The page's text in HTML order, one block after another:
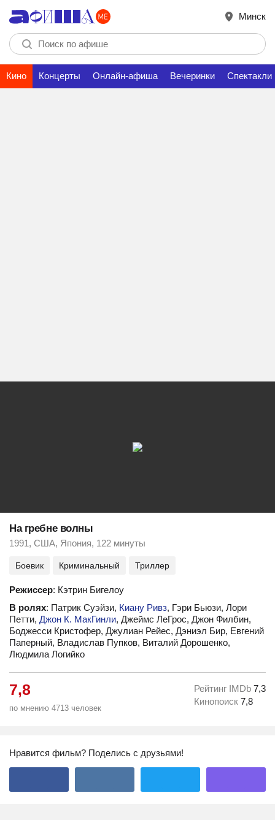
Минск
Кино Концерты Онлайн-афиша Вечеринки Спектакли
На гребне волны
1991, США, Япония, 122 минуты
Боевик Криминальный Триллер
Режиссер: Кэтрин Бигелоу
В ролях: Патрик Суэйзи, Киану Ривз, Гэри Бьюзи, Лори
Петти, Джон К. МакГинли, Джеймс ЛеГрос, Джон Филбин,
Боджесси Кристофер, Джулиан Рейес, Дэниэл Бир, Евгений
Паперный, Владислав Пупков, Виталий Дорошенко,
Людмила Логийко
7,8
по мнению 4713 человек
Рейтинг IMDb 7,3
Кинопоиск 7,8
Нравится фильм? Поделись с друзьями!